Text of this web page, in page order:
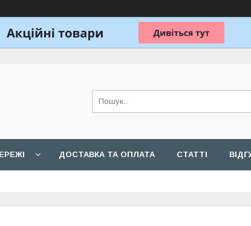
ДОСТАВКА ТА ОПЛАТА СТАТТІ